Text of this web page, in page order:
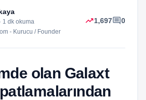
1 dk okuma
- Kurucu / Founder
trending_up1,697comment0
olan Galaxt